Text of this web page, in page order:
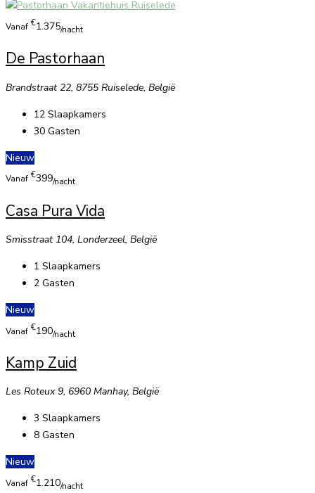
Vanaf €1.375/nacht
De Pastorhaan
Brandstraat 22, 8755 Ruiselede, België
12 Slaapkamers
30 Gasten
Nieuw
Vanaf €399/nacht
Casa Pura Vida
Smisstraat 104, Londerzeel, België
1 Slaapkamers
2 Gasten
Nieuw
Vanaf €190/nacht
Kamp Zuid
Les Roteux 9, 6960 Manhay, België
3 Slaapkamers
8 Gasten
Nieuw
Vanaf €1.210/nacht